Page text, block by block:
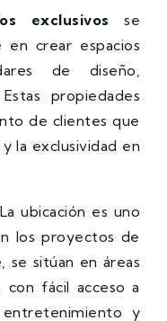
exclusivos se
crear espacios
de diseño,
propiedades
de clientes que
la exclusividad en
La ubicación es uno
los proyectos de
sitúan en áreas
con fácil acceso a
entretenimiento y